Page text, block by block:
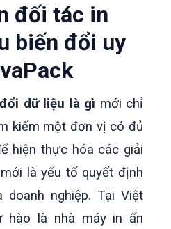
đối tác in
biến đổi uy
dữ liệu là gì mới chỉ
kiếm một đơn vị có đủ
hiện thực hóa các giải
là yếu tố quyết định
nghiệp. Tại Việt
là nhà máy in ấn